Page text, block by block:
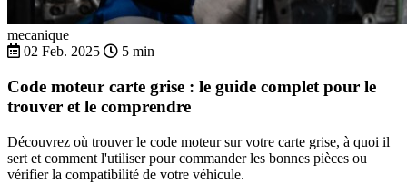
mecanique
02 Feb. 2025
5 min
Code moteur carte grise : le guide complet pour le
trouver et le comprendre
Découvrez où trouver le code moteur sur votre carte grise, à quoi il
sert et comment l'utiliser pour commander les bonnes pièces ou
vérifier la compatibilité de votre véhicule.